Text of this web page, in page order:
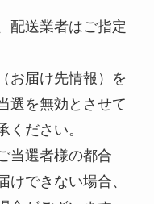
配送業者はご指定
お届け先情報）を
選を無効とさせて
ください。
当選者様の都合
けできない場合、